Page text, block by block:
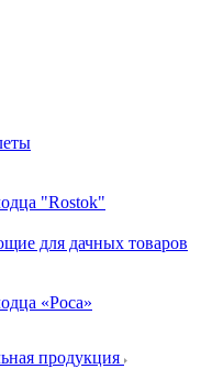
"Rostok"
для дачных товаров
«Роса»
продукция